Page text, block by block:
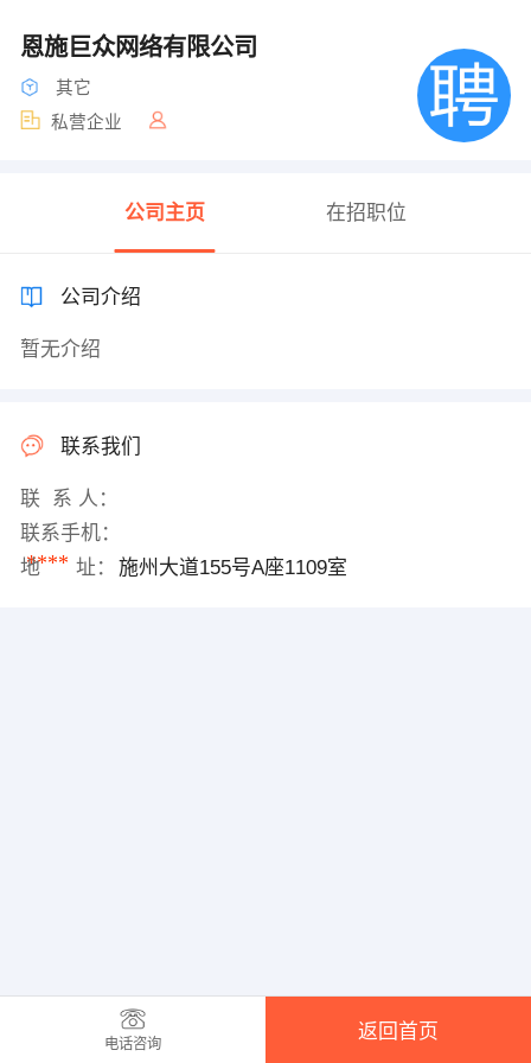
恩施巨众网络有限公司
其它
私营企业
公司主页 在招职位
公司介绍
暂无介绍
联系我们
联 系 人：
联系手机：
****
地 址： 施州大道155号A座1109室
电话咨询
返回首页